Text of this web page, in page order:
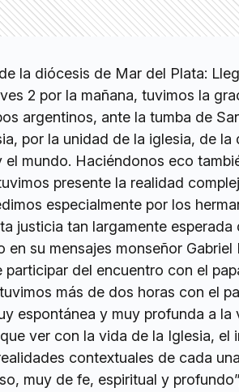
la diócesis de Mar del Plata:
2 por la mañana, tuvimos la
argentinos, ante la tumba de
por la unidad de la iglesia, de la
el mundo. Haciéndonos eco
presente la realidad
especialmente por los
justicia tan largamente esperada
en su mensajes monseñor Gabriel
participar del encuentro con el
más de dos horas con el
espontánea y muy profunda a la
ver con la vida de la Iglesia, el
contextuales de cada
muy de fe, espiritual y